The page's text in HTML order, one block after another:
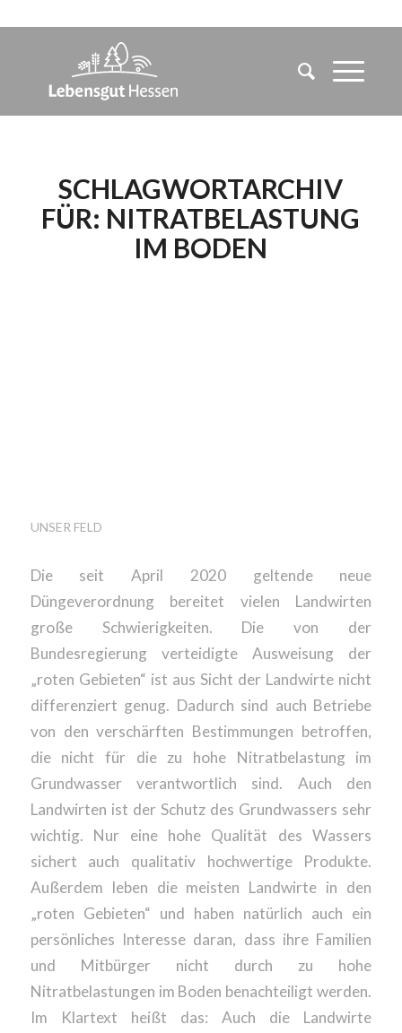
SCHLAGWORTARCHIV
FÜR: NITRATBELASTUNG
IM BODEN
UNSER FELD
Die seit April 2020 geltende neue
Düngeverordnung bereitet vielen Landwirten
große Schwierigkeiten. Die von der
Bundesregierung verteidigte Ausweisung der
„roten Gebieten“ ist aus Sicht der Landwirte nicht
differenziert genug. Dadurch sind auch Betriebe
von den verschärften Bestimmungen betroffen,
die nicht für die zu hohe Nitratbelastung im
Grundwasser verantwortlich sind. Auch den
Landwirten ist der Schutz des Grundwassers sehr
wichtig. Nur eine hohe Qualität des Wassers
sichert auch qualitativ hochwertige Produkte.
Außerdem leben die meisten Landwirte in den
„roten Gebieten“ und haben natürlich auch ein
persönliches Interesse daran, dass ihre Familien
und Mitbürger nicht durch zu hohe
Nitratbelastungen im Boden benachteiligt werden.
Im Klartext heißt das: Auch die Landwirte